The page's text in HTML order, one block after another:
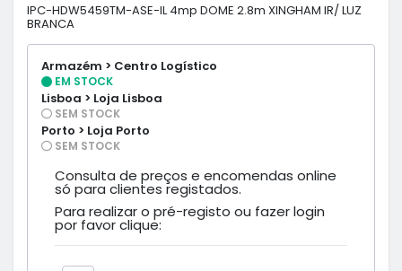
IPC-HDW5459TM-ASE-IL 4mp DOME 2.8m XINGHAM IR/ LUZ
BRANCA
Armazém > Centro Logístico
EM STOCK
Lisboa > Loja Lisboa
SEM STOCK
Porto > Loja Porto
SEM STOCK
Consulta de preços e encomendas online
só para clientes registados.
Para realizar o pré-registo ou fazer login
por favor clique: